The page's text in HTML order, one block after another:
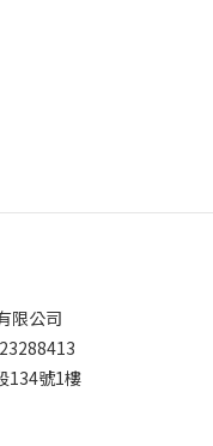
限公司
134號1樓